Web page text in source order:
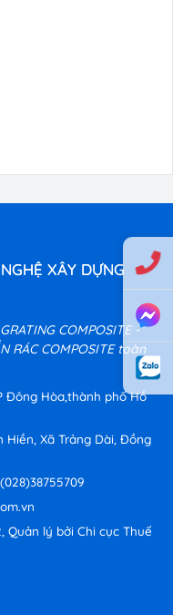
XÂY DỰNG
COMPOSITE -
RÁC COMPOSITE toàn
Đông Hòa,thành phố Hồ
Hiền, Xã Trảng Dài, Đồng
(028)38755709
Quản lý bởi Chi cục Thuế